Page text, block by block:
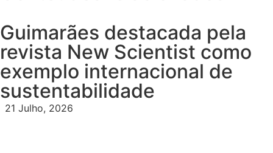
Guimarães destacada pela
revista New Scientist como
exemplo internacional de
sustentabilidade
21 Julho, 2026